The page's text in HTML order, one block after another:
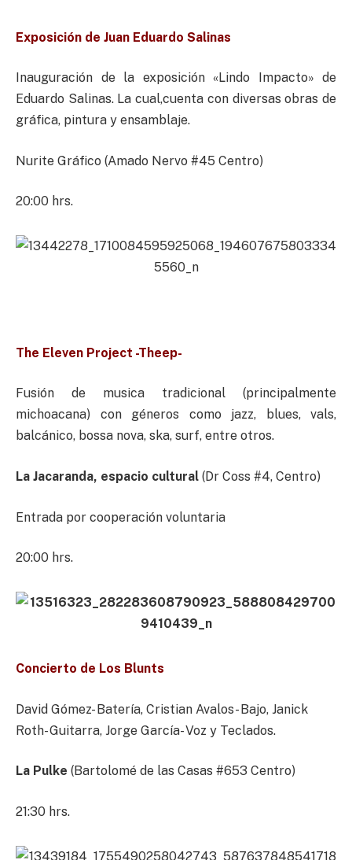
Exposición de Juan Eduardo Salinas
Inauguración de la exposición «Lindo Impacto» de
Eduardo Salinas. La cual,cuenta con diversas obras de
gráfica, pintura y ensamblaje.
Nurite Gráfico (Amado Nervo #45 Centro)
20:00 hrs.
The Eleven Project -Theep-
Fusión de musica tradicional (principalmente
michoacana) con géneros como jazz, blues, vals,
balcánico, bossa nova, ska, surf, entre otros.
La Jacaranda, espacio cultural (Dr Coss #4, Centro)
Entrada por cooperación voluntaria
20:00 hrs.
Concierto de Los Blunts
David Gómez- Batería, Cristian Avalos- Bajo, Janick
Roth- Guitarra, Jorge García- Voz y Teclados.
La Pulke (Bartolomé de las Casas #653 Centro)
21:30 hrs.